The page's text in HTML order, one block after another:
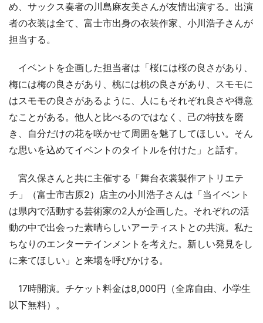
め、サックス奏者の川島麻友美さんが友情出演する。出演
者の衣装は全て、富士市出身の衣装作家、小川浩子さんが
担当する。
イベントを企画した担当者は「桜には桜の良さがあり、
梅には梅の良さがあり、桃には桃の良さがあり、スモモに
はスモモの良さがあるように、人にもそれぞれ良さや得意
なことがある。他人と比べるのではなく、己の特技を磨
き、自分だけの花を咲かせて周囲を魅了してほしい。そん
な思いを込めてイベントのタイトルを付けた」と話す。
宮久保さんと共に主催する「舞台衣裳製作アトリエテ
チ」（富士市吉原2）店主の小川浩子さんは「当イベント
は県内で活動する芸術家の2人が企画した。それぞれの活
動の中で出会った素晴らしいアーティストとの共演。私た
ちなりのエンターテインメントを考えた。新しい発見をし
に来てほしい」と来場を呼びかける。
17時開演。チケット料金は8,000円（全席自由、小学生
以下無料）。